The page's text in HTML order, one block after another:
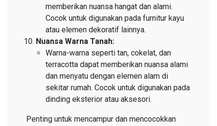
memberikan nuansa hangat dan alami.
Cocok untuk digunakan pada furnitur kayu
atau elemen dekoratif lainnya.
Nuansa Warna Tanah:
Warna-warna seperti tan, cokelat, dan
terracotta dapat memberikan nuansa alami
dan menyatu dengan elemen alam di
sekitar rumah. Cocok untuk digunakan pada
dinding eksterior atau aksesori.
Penting untuk mencampur dan mencocokkan